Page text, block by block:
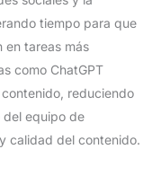
tiempo para que
en tareas más
como ChatGPT
reduciendo
equipo de
calidad del contenido.